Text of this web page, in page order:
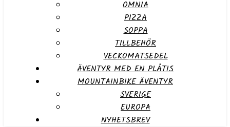
OMNIA
PIZZA
SOPPA
TILLBEHÖR
VECKOMATSEDEL
ÄVENTYR MED EN PLÅTIS
MOUNTAINBIKE ÄVENTYR
SVERIGE
EUROPA
NYHETSBREV